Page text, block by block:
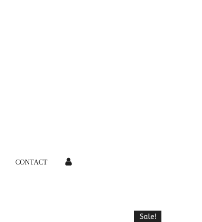
CONTACT
Sale!